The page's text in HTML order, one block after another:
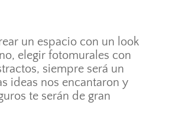
un espacio con un look
elegir fotomurales con
siempre será un
ideas nos encantaron y
te serán de gran